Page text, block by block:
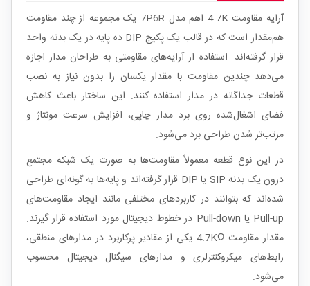
آرایه مقاومت 4.7K اهم مدل 7P6R یک مجموعه از چند مقاومت
هم‌مقدار است که در قالب یک پکیج DIP ده پایه در یک بدنه واحد
قرار گرفته‌اند. استفاده از آرایه‌های مقاومتی به طراحان مدار اجازه
می‌دهد چندین مقاومت با مقدار یکسان را بدون نیاز به نصب
قطعات جداگانه در مدار استفاده کنند. این ساختار باعث کاهش
فضای اشغال‌شده روی برد مدار چاپی، افزایش سرعت مونتاژ و
مرتب‌تر شدن طراحی برد می‌شود.
در این نوع قطعه معمولاً مقاومت‌ها به صورت یک شبکه مجتمع
درون یک بدنه SIP یا DIP قرار گرفته‌اند و پایه‌ها به گونه‌ای طراحی
شده‌اند که بتوانند در کاربردهای مختلفی مانند ایجاد مقاومت‌های
Pull-up یا Pull-down در خطوط دیجیتال مورد استفاده قرار گیرند.
مقدار مقاومت 4.7KΩ یکی از مقادیر پرکاربرد در مدارهای منطقی،
رابط‌های میکروکنترلری و مدارهای سیگنال دیجیتال محسوب
می‌شود.